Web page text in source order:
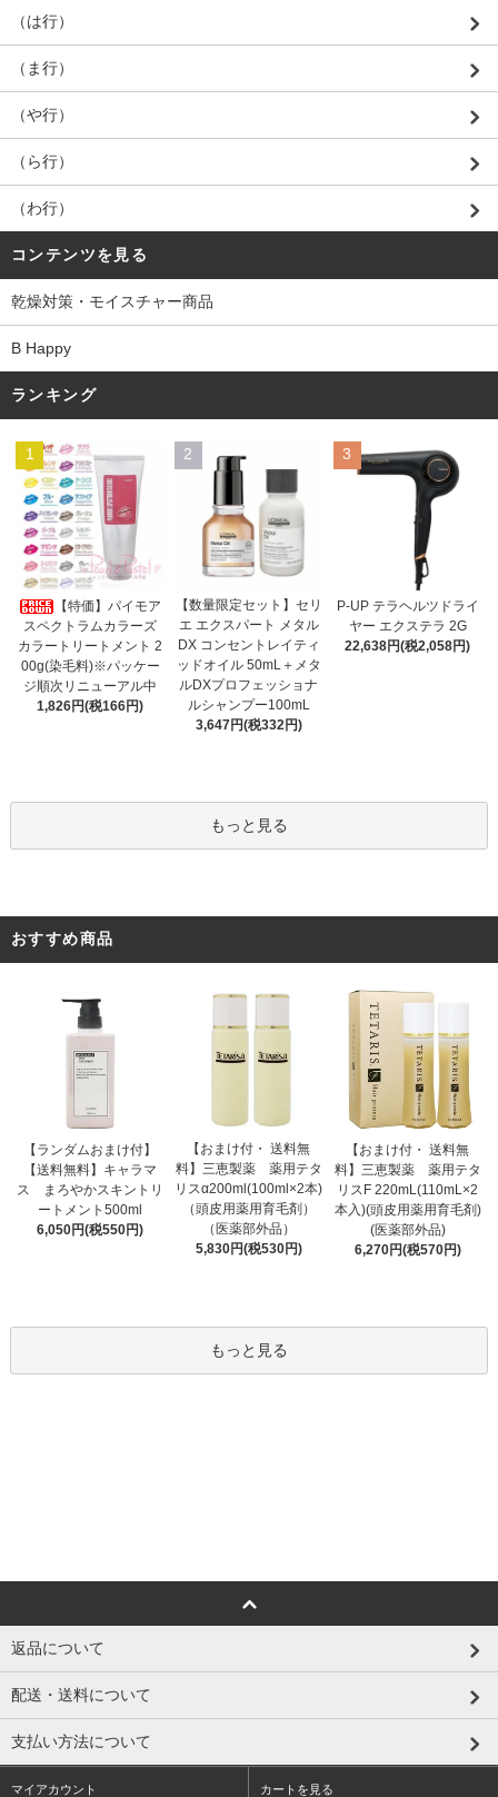
（は行）
（ま行）
（や行）
（ら行）
（わ行）
コンテンツを見る
乾燥対策・モイスチャー商品
B Happy
ランキング
1
【特価】パイモア
スペクトラムカラーズ
カラートリートメント 2
00g(染毛料)※パッケー
ジ順次リニューアル中
1,826円(税166円)
2
【数量限定セット】セリ
エ エクスパート メタル
DX コンセントレイティ
ッドオイル 50mL＋メタ
ルDXプロフェッショナ
ルシャンプー100mL
3,647円(税332円)
3
P-UP テラヘルツドライ
ヤー エクステラ 2G
22,638円(税2,058円)
もっと見る
おすすめ商品
【ランダムおまけ付】
【送料無料】キャラマ
ス まろやかスキントリ
ートメント500ml
6,050円(税550円)
【おまけ付・ 送料無
料】三恵製薬 薬用テタ
リスα200ml(100ml×2本)
（頭皮用薬用育毛剤）
（医薬部外品）
5,830円(税530円)
【おまけ付・ 送料無
料】三恵製薬 薬用テタ
リスF 220mL(110mL×2
本入)(頭皮用薬用育毛剤)
(医薬部外品)
6,270円(税570円)
もっと見る
返品について
配送・送料について
支払い方法について
マイアカウント カートを見る